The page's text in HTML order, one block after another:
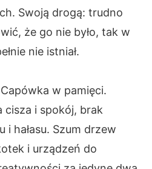
Swoją drogą: trudno
że go nie było, tak w
nie istniał.
w pamięci.
cisza i spokój, brak
hałasu. Szum drzew
i urządzeń do